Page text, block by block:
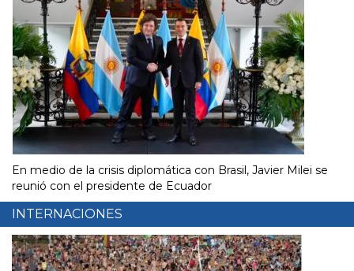
En medio de la crisis diplomática con Brasil, Javier Milei se
reunió con el presidente de Ecuador
INTERNACIONES